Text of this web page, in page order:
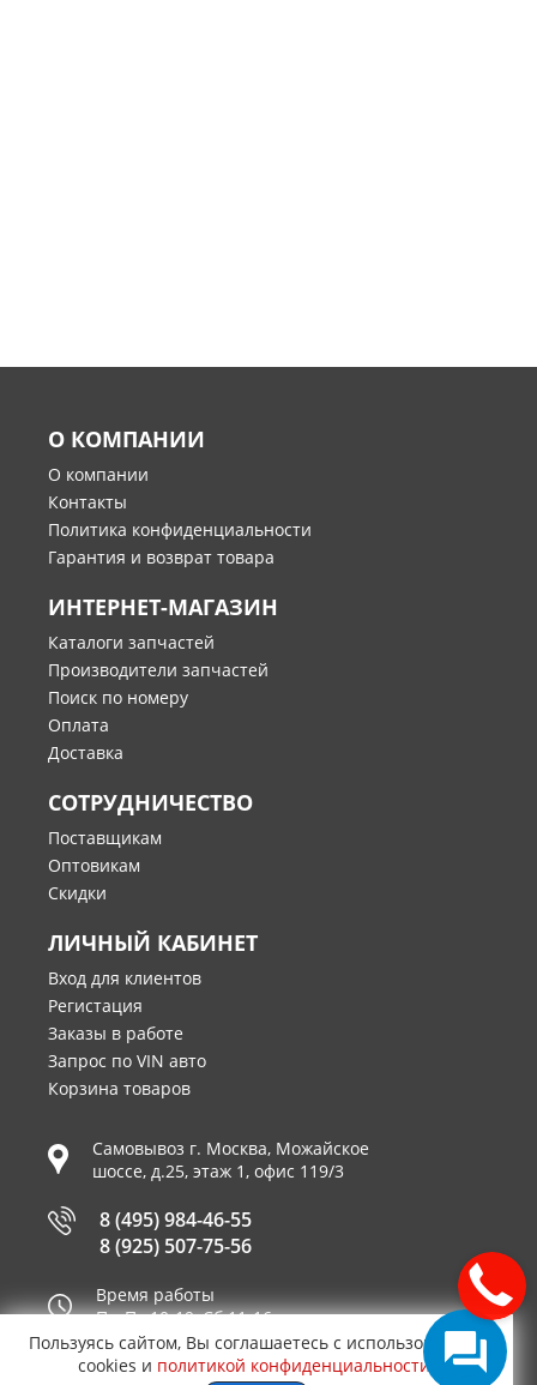
О КОМПАНИИ
О компании
Контакты
Политика конфиденциальности
Гарантия и возврат товара
ИНТЕРНЕТ-МАГАЗИН
Каталоги запчастей
Производители запчастей
Поиск по номеру
Оплата
Доставка
СОТРУДНИЧЕСТВО
Поставщикам
Оптовикам
Скидки
ЛИЧНЫЙ КАБИНЕТ
Вход для клиентов
Регистация
Заказы в работе
Запрос по VIN авто
Корзина товаров
Самовывоз г. Москва, Можайское
шоссе, д.25, этаж 1, офис 119/3
8 (495) 984-46-55
8 (925) 507-75-56
Время работы
Пн-Пт 10-19, Сб 11-16
Принимаем к оплате
Пользуясь сайтом, Вы соглашаетесь с использованием
cookies и политикой конфиденциальности